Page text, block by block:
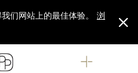
浏
们网站上的最佳体验。
浏